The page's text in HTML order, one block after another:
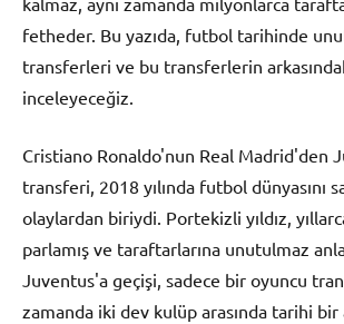
fetheder. Bu yazıda, futbol tarihinde
transferleri ve bu transferlerin
inceleyeceğiz.
Cristiano Ronaldo'nun Real Madrid'den
transferi, 2018 yılında futbol dünyasını
olaylardan biriydi. Portekizli yıldız,
parlamış ve taraftarlarına unutulmaz
Juventus'a geçişi, sadece bir oyuncu
zamanda iki dev kulüp arasında tarihi bir